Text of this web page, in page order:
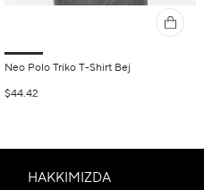
Neo Polo Triko T-Shirt Bej
$44.42
HAKKIMIZDA